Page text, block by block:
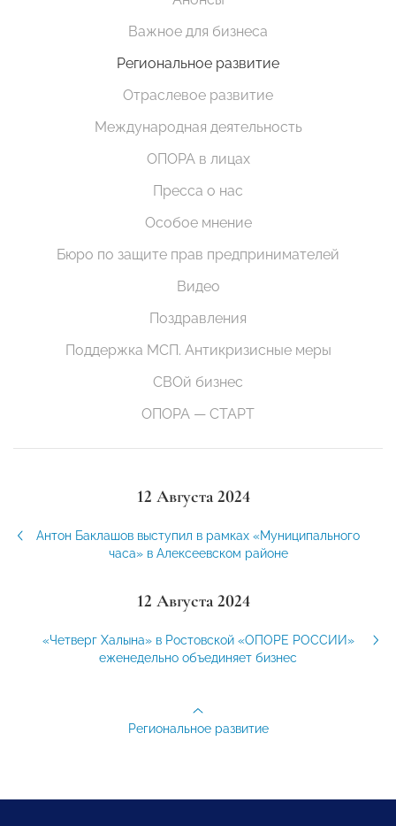
Важное для бизнеса
Региональное развитие
Отраслевое развитие
Международная деятельность
ОПОРА в лицах
Пресса о нас
Особое мнение
Бюро по защите прав предпринимателей
Видео
Поздравления
Поддержка МСП. Антикризисные меры
СВОй бизнес
ОПОРА — СТАРТ
12 Августа 2024
Антон Баклашов выступил в рамках «Муниципального
часа» в Алексеевском районе
12 Августа 2024
«Четверг Халына» в Ростовской «ОПОРЕ РОССИИ»
еженедельно объединяет бизнес
Региональное развитие